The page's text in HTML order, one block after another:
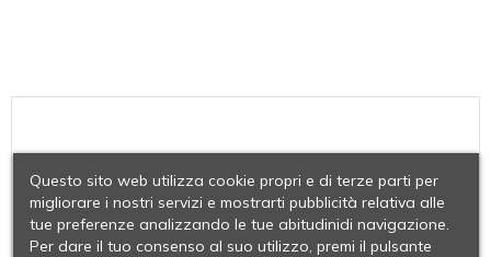
Questo sito web utilizza cookie propri e di terze parti per
migliorare i nostri servizi e mostrarti pubblicità relativa alle
tue preferenze analizzando le tue abitudinidi navigazione.
Per dare il tuo consenso al suo utilizzo, premi il pulsante